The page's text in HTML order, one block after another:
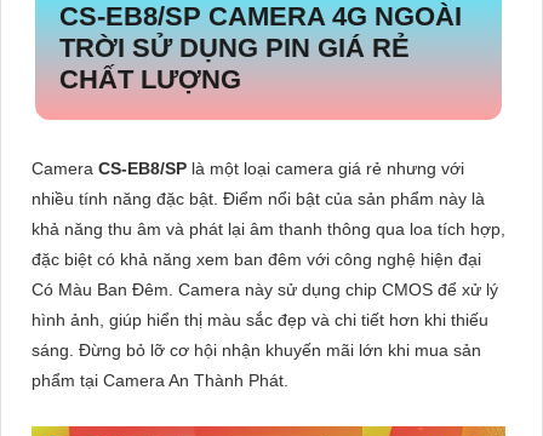
CS-EB8/SP CAMERA 4G NGOÀI
TRỜI SỬ DỤNG PIN GIÁ RẺ
CHẤT LƯỢNG
Camera CS-EB8/SP là một loại camera giá rẻ nhưng với
nhiều tính năng đặc bật. Điểm nổi bật của sản phẩm này là
khả năng thu âm và phát lại âm thanh thông qua loa tích hợp,
đặc biệt có khả năng xem ban đêm với công nghệ hiện đại
Có Màu Ban Đêm. Camera này sử dụng chip CMOS để xử lý
hình ảnh, giúp hiển thị màu sắc đẹp và chi tiết hơn khi thiếu
sáng. Đừng bỏ lỡ cơ hội nhận khuyến mãi lớn khi mua sản
phẩm tại Camera An Thành Phát.